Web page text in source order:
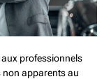
professionnels
non apparents au